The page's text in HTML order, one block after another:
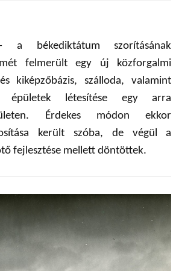
békediktátum szorításának
felmerült egy új közforgalmi
kiképzőbázis, szálloda, valamint
épületek létesítése egy arra
Érdekes módon ekkor
került szóba, de végül a
fejlesztése mellett döntöttek.